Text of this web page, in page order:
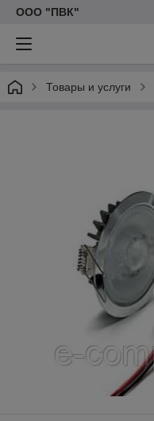
ООО "ПВК"
Товары и услуги